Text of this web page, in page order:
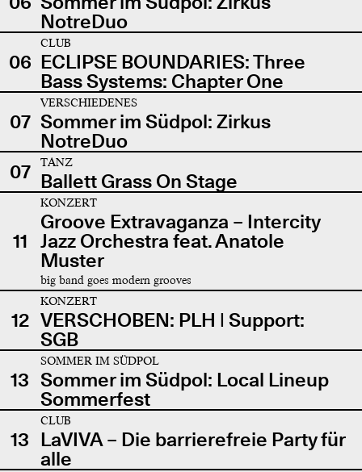
NotreDuo
06
CLUB
ECLIPSE BOUNDARIES: Three
Bass Systems: Chapter One
07
VERSCHIEDENES
Sommer im Südpol: Zirkus
NotreDuo
07
TANZ
Ballett Grass On Stage
11
KONZERT
Groove Extravaganza – Intercity
Jazz Orchestra feat. Anatole
Muster
big band goes modern grooves
12
KONZERT
VERSCHOBEN: PLH | Support:
SGB
13
SOMMER IM SÜDPOL
Sommer im Südpol: Local Lineup
Sommerfest
13
CLUB
LaVIVA – Die barrierefreie Party für
alle